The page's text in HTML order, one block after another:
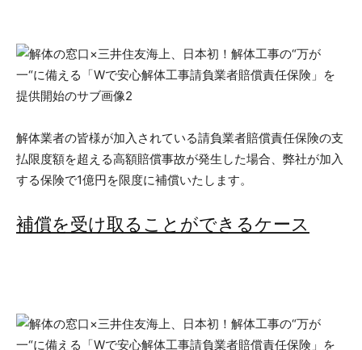
解体業者の皆様が加入されている請負業者賠償責任保険の支
払限度額を超える高額賠償事故が発生した場合、弊社が加入
する保険で1億円を限度に補償いたします。
補償を受け取ることができるケース